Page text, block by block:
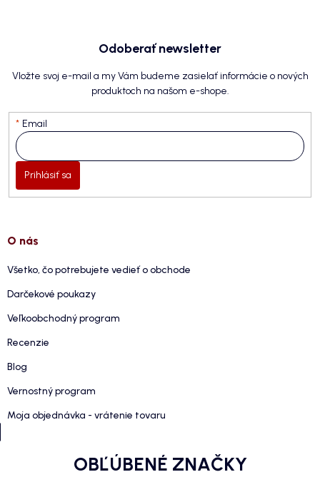
Odoberať newsletter
Vložte svoj e-mail a my Vám budeme zasielať informácie o nových
produktoch na našom e-shope.
Email
Prihlásiť sa
O nás
Všetko, čo potrebujete vedieť o obchode
Darčekové poukazy
Veľkoobchodný program
Recenzie
Blog
Vernostný program
Moja objednávka - vrátenie tovaru
OBĽÚBENÉ ZNAČKY